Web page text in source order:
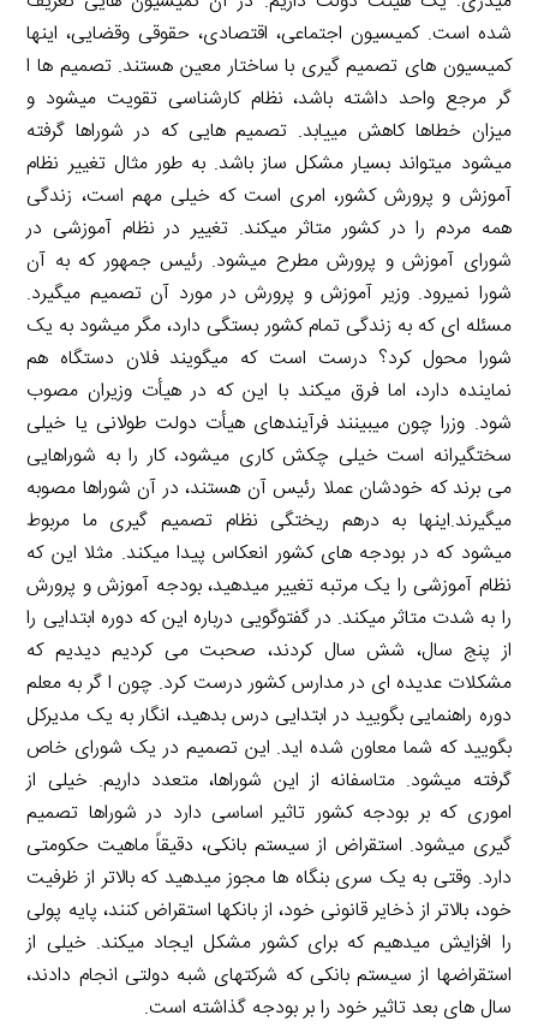
شده است. کمیسیون اجتماعی، اقتصادی، حقوقی وقضایی، اینها
کمیسیون های تصمیم گیری با ساختار معین هستند. تصمیم ها ا
گر مرجع واحد داشته باشد، نظام کارشناسی تقویت میشود و
میزان خطاها کاهش مییابد. تصمیم هایی که در شوراها گرفته
میشود میتواند بسیار مشکل ساز باشد. به طور مثال تغییر نظام
آموزش و پرورش کشور، امری است که خیلی مهم است، زندگی
همه مردم را در کشور متاثر میکند. تغییر در نظام آموزشی در
شورای آموزش و پرورش مطرح میشود. رئیس جمهور که به آن
شورا نمیرود. وزیر آموزش و پرورش در مورد آن تصمیم میگیرد.
مسئله ای که به زندگی تمام کشور بستگی دارد، مگر میشود به یک
شورا محول کرد؟ درست است که میگویند فلان دستگاه هم
نماینده دارد، اما فرق میکند با این که در هیأت وزیران مصوب
شود. وزرا چون میبینند فرآیندهای هیأت دولت طولانی یا خیلی
سختگیرانه است خیلی چکش کاری میشود، کار را به شوراهایی
می برند که خودشان عملا رئیس آن هستند، در آن شوراها مصوبه
میگیرند.اینها به درهم ریختگی نظام تصمیم گیری ما مربوط
میشود که در بودجه های کشور انعکاس پیدا میکند. مثلا این که
نظام آموزشی را یک مرتبه تغییر میدهید، بودجه آموزش و پرورش
را به شدت متاثر میکند. در گفتوگویی درباره این که دوره ابتدایی را
از پنج سال، شش سال کردند، صحبت می کردیم دیدیم که
مشکلات عدیده ای در مدارس کشور درست کرد. چون ا گر به معلم
دوره راهنمایی بگویید در ابتدایی درس بدهید، انگار به یک مدیرکل
بگویید که شما معاون شده اید. این تصمیم در یک شورای خاص
گرفته میشود. متاسفانه از این شوراها، متعدد داریم. خیلی از
اموری که بر بودجه کشور تاثیر اساسی دارد در شوراها تصمیم
گیری میشود. استقراض از سیستم بانکی، دقیقاً ماهیت حکومتی
دارد. وقتی به یک سری بنگاه ها مجوز میدهید که بالاتر از ظرفیت
خود، بالاتر از ذخایر قانونی خود، از بانکها استقراض کنند، پایه پولی
را افزایش میدهیم که برای کشور مشکل ایجاد میکند. خیلی از
استقراضها از سیستم بانکی که شرکتهای شبه دولتی انجام دادند،
سال های بعد تاثیر خود را بر بودجه گذاشته است.